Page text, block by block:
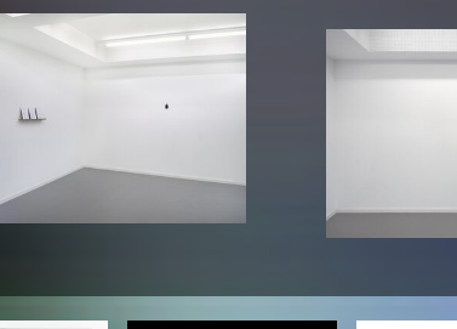
Neuerwerbungen
Publikationen Lehrende
Top 10 Ausleihe
Rara
Meldestelle